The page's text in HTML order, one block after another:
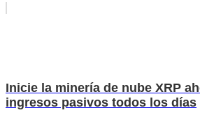
Inicie la minería de nube XRP
ingresos pasivos todos los días